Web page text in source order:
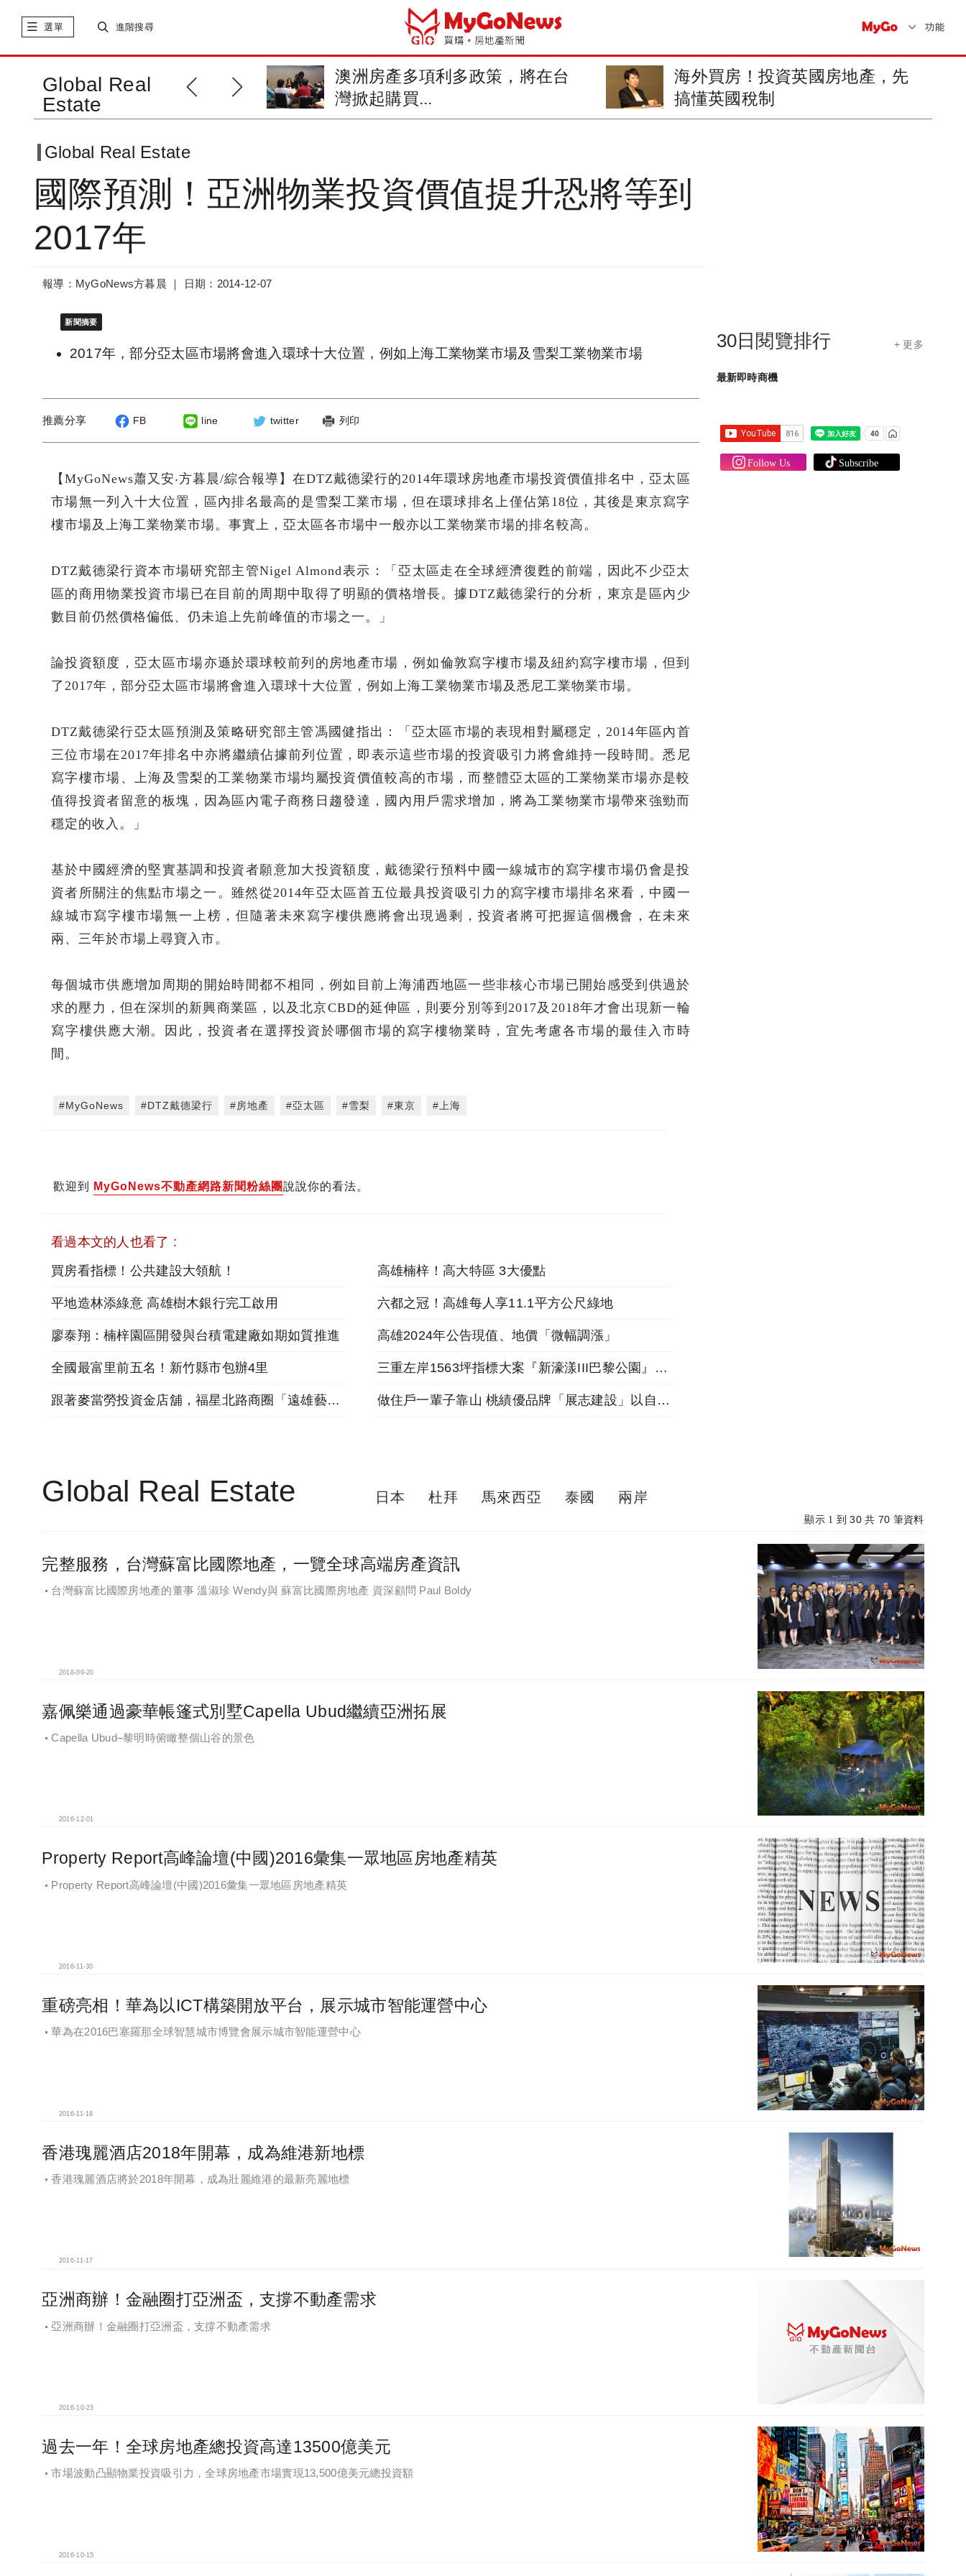
選單 進階搜尋 功能
Global Real
Estate
際報告！企業租戶最宜入駐亞
區市場
澳洲房產多項利多政策，將在台
灣掀起購買...
海外買房！投資英國房地產，先
搞懂英國稅制
Global Real Estate
國際預測！亞洲物業投資價值提升恐將等到
2017年
報導：MyGoNews方暮晨 ｜ 日期：2014-12-07
新聞摘要
2017年，部分亞太區市場將會進入環球十大位置，例如上海工業物業市場及雪梨工業物業市場
推薦分享 FB line twitter 列印
【MyGoNews蕭又安‧方暮晨/綜合報導】在DTZ戴德梁行的2014年環球房地產市場投資價值排名中，亞太區
市場無一列入十大位置，區內排名最高的是雪梨工業市場，但在環球排名上僅佔第18位，其後是東京寫字
樓市場及上海工業物業市場。事實上，亞太區各市場中一般亦以工業物業市場的排名較高。
DTZ戴德梁行資本市場研究部主管Nigel Almond表示：「亞太區走在全球經濟復甦的前端，因此不少亞太
區的商用物業投資市場已在目前的周期中取得了明顯的價格增長。據DTZ戴德梁行的分析，東京是區內少
數目前仍然價格偏低、仍未追上先前峰值的市場之一。」
論投資額度，亞太區市場亦遜於環球較前列的房地產市場，例如倫敦寫字樓市場及紐約寫字樓市場，但到
了2017年，部分亞太區市場將會進入環球十大位置，例如上海工業物業市場及悉尼工業物業市場。
DTZ戴德梁行亞太區預測及策略研究部主管馮國健指出：「亞太區市場的表現相對屬穩定，2014年區內首
三位市場在2017年排名中亦將繼續佔據前列位置，即表示這些市場的投資吸引力將會維持一段時間。悉尼
寫字樓市場、上海及雪梨的工業物業市場均屬投資價值較高的市場，而整體亞太區的工業物業市場亦是較
值得投資者留意的板塊，因為區內電子商務日趨發達，國內用戶需求增加，將為工業物業市場帶來強勁而
穩定的收入。」
基於中國經濟的堅實基調和投資者願意加大投資額度，戴德梁行預料中國一線城市的寫字樓市場仍會是投
資者所關注的焦點市場之一。雖然從2014年亞太區首五位最具投資吸引力的寫字樓市場排名來看，中國一
線城市寫字樓市場無一上榜，但隨著未來寫字樓供應將會出現過剩，投資者將可把握這個機會，在未來
兩、三年於市場上尋寶入市。
每個城市供應增加周期的開始時間都不相同，例如目前上海浦西地區一些非核心市場已開始感受到供過於
求的壓力，但在深圳的新興商業區，以及北京CBD的延伸區，則要分別等到2017及2018年才會出現新一輪
寫字樓供應大潮。因此，投資者在選擇投資於哪個市場的寫字樓物業時，宜先考慮各市場的最佳入市時
間。
#MyGoNews #DTZ戴德梁行 #房地產 #亞太區 #雪梨 #東京 #上海
歡迎到 MyGoNews不動產網路新聞粉絲團說說你的看法。
看過本文的人也看了 :
買房看指標！公共建設大領航！
高雄楠梓！高大特區 3大優點
平地造林添綠意 高雄樹木銀行完工啟用 六都之冠！高雄每人享11.1平方公尺綠地
廖泰翔：楠梓園區開發與台積電建廠如期如質推進 高雄2024年公告現值、地價「微幅調漲」
全國最富里前五名！新竹縣市包辦4里 三重左岸1563坪指標大案『新濠漾III巴黎公園』熱銷開工
跟著麥當勞投資金店舖，福星北路商圈「遠雄藝舍」金店炙手可熱 做住戶一輩子靠山 桃績優品牌「展志建設」以自住心蓋房
30日閱覽排行 + 更多
最新即時商機
Global Real Estate 日本 杜拜 馬來西亞 泰國 兩岸
顯示 1 到30 共 70 筆資料
完整服務，台灣蘇富比國際地產，一覽全球高端房產資訊
台灣蘇富比國際房地產的董事 溫淑珍 Wendy與 蘇富比國際房地產 資深顧問 Paul Boldy
2018-09-20
嘉佩樂通過豪華帳篷式別墅Capella Ubud繼續亞洲拓展
Capella Ubud–黎明時俯瞰整個山谷的景色
2016-12-01
Property Report高峰論壇(中國)2016彙集一眾地區房地產精英
Property Report高峰論壇(中國)2016彙集一眾地區房地產精英
2016-11-30
重磅亮相！華為以ICT構築開放平台，展示城市智能運營中心
華為在2016巴塞羅那全球智慧城市博覽會展示城市智能運營中心
2016-11-18
香港瑰麗酒店2018年開幕，成為維港新地標
香港瑰麗酒店將於2018年開幕，成為壯麗維港的最新亮麗地標
2016-11-17
亞洲商辦！金融圈打亞洲盃，支撐不動產需求
亞洲商辦！金融圈打亞洲盃，支撐不動產需求
2016-10-23
過去一年！全球房地產總投資高達13500億美元
市場波動凸顯物業投資吸引力，全球房地產市場實現13,500億美元總投資額
2016-10-15